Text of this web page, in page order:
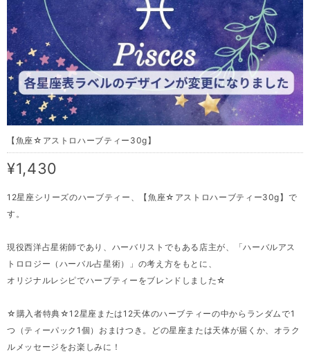
【魚座☆アストロハーブティー30g】
¥1,430
12星座シリーズのハーブティー、【魚座☆アストロハーブティー30g】で
す。
現役西洋占星術師であり、ハーバリストでもある店主が、「ハーバルアス
トロロジー（ハーバル占星術）」の考え方をもとに、
オリジナルレシピでハーブティーをブレンドしました☆
☆購入者特典☆12星座または12天体のハーブティーの中からランダムで1
つ（ティーパック1個）おまけつき。どの星座または天体が届くか、オラク
ルメッセージをお楽しみに！